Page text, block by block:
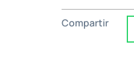
Compartir